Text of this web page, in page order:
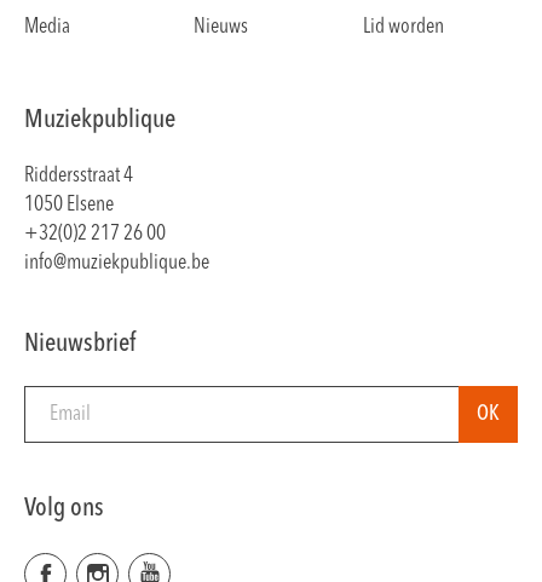
Media Nieuws Lid worden
Muziekpublique
Riddersstraat 4
1050 Elsene
+32(0)2 217 26 00
info@muziekpublique.be
Nieuwsbrief
Volg ons